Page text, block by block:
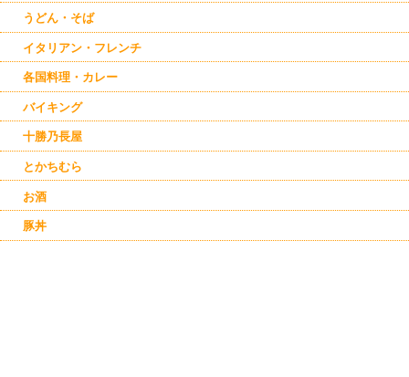
うどん・そば
イタリアン・フレンチ
各国料理・カレー
バイキング
十勝乃長屋
とかちむら
お酒
豚丼